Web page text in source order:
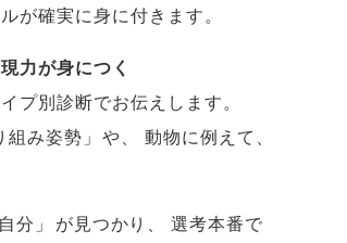
が確実に身に付きます。
力が身につく
プ別診断でお伝えします。
組み姿勢 」 や、 動物に例えて 、
分 」 が見つかり 、
選考本番で